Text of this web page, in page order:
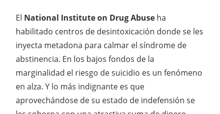
El National Institute on Drug Abuse ha
habilitado centros de desintoxicación donde se les
inyecta metadona para calmar el síndrome de
abstinencia. En los bajos fondos de la
marginalidad el riesgo de suicidio es un fenómeno
en alza. Y lo más indignante es que
aprovechándose de su estado de indefensión se